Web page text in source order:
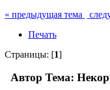
« предыдущая тема
Печать
Страницы: [1]
Автор Тема: